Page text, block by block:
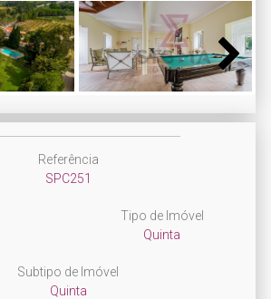
Next
Referência
SPC251
Tipo de Imóvel
Quinta
Subtipo de Imóvel
Quinta